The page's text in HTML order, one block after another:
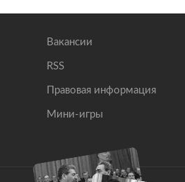
Вакансии
RSS
Правовая информация
Мини-игры